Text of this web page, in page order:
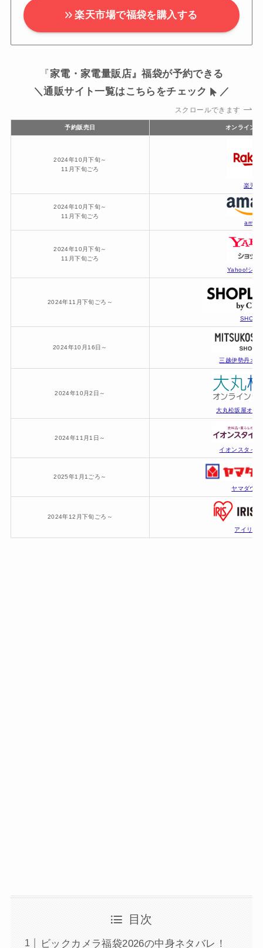
楽天市場で福袋を購入する
『 家電・家電量販店』福袋が予約できる
＼通販サイト一覧はこちらをチェック
／
スクロールできます
予約販売日 オンライン
2024年10月下旬～
11月下旬ごろ
楽天市
2024年10月下旬～
11月下旬ごろ
2024年10月下旬～
11月下旬ごろ
Yahoo!ショ
2024年11月下旬ごろ～
2024年10月16日～
三越伊勢丹オ
2024年10月2日～
大丸松坂屋オン
2024年11月1日～
イオンスタイ
2025年1月1ごろ～
ヤマダウ
2024年12月下旬ごろ～
アイリス
目次
ビックカメラ福袋2026の中身ネタバレ！